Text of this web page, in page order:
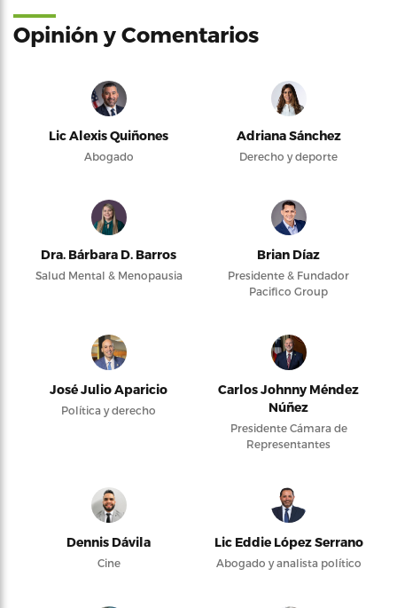
Opinión y Comentarios
Lic Alexis Quiñones
Abogado
Adriana Sánchez
Derecho y deporte
Dra. Bárbara D. Barros
Salud Mental & Menopausia
Brian Díaz
Presidente & Fundador
Pacifico Group
José Julio Aparicio
Política y derecho
Carlos Johnny Méndez
Núñez
Presidente Cámara de
Representantes
Dennis Dávila
Cine
Lic Eddie López Serrano
Abogado y analista político